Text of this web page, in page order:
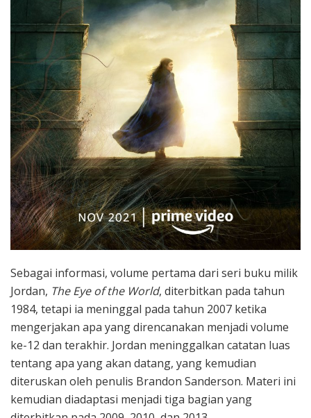
Sebagai informasi, volume pertama dari seri buku milik
Jordan, The Eye of the World, diterbitkan pada tahun
1984, tetapi ia meninggal pada tahun 2007 ketika
mengerjakan apa yang direncanakan menjadi volume
ke-12 dan terakhir. Jordan meninggalkan catatan luas
tentang apa yang akan datang, yang kemudian
diteruskan oleh penulis Brandon Sanderson. Materi ini
kemudian diadaptasi menjadi tiga bagian yang